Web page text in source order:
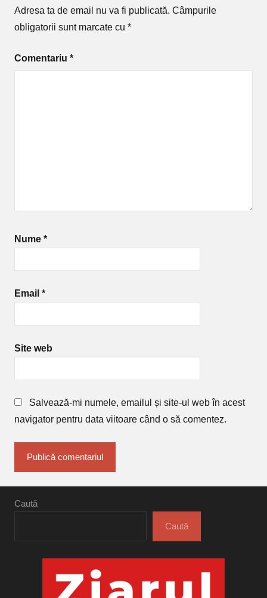
Adresa ta de email nu va fi publicată. Câmpurile
obligatorii sunt marcate cu *
Comentariu *
Nume *
Email *
Site web
Salvează-mi numele, emailul și site-ul web în acest
navigator pentru data viitoare când o să comentez.
Caută
Caută